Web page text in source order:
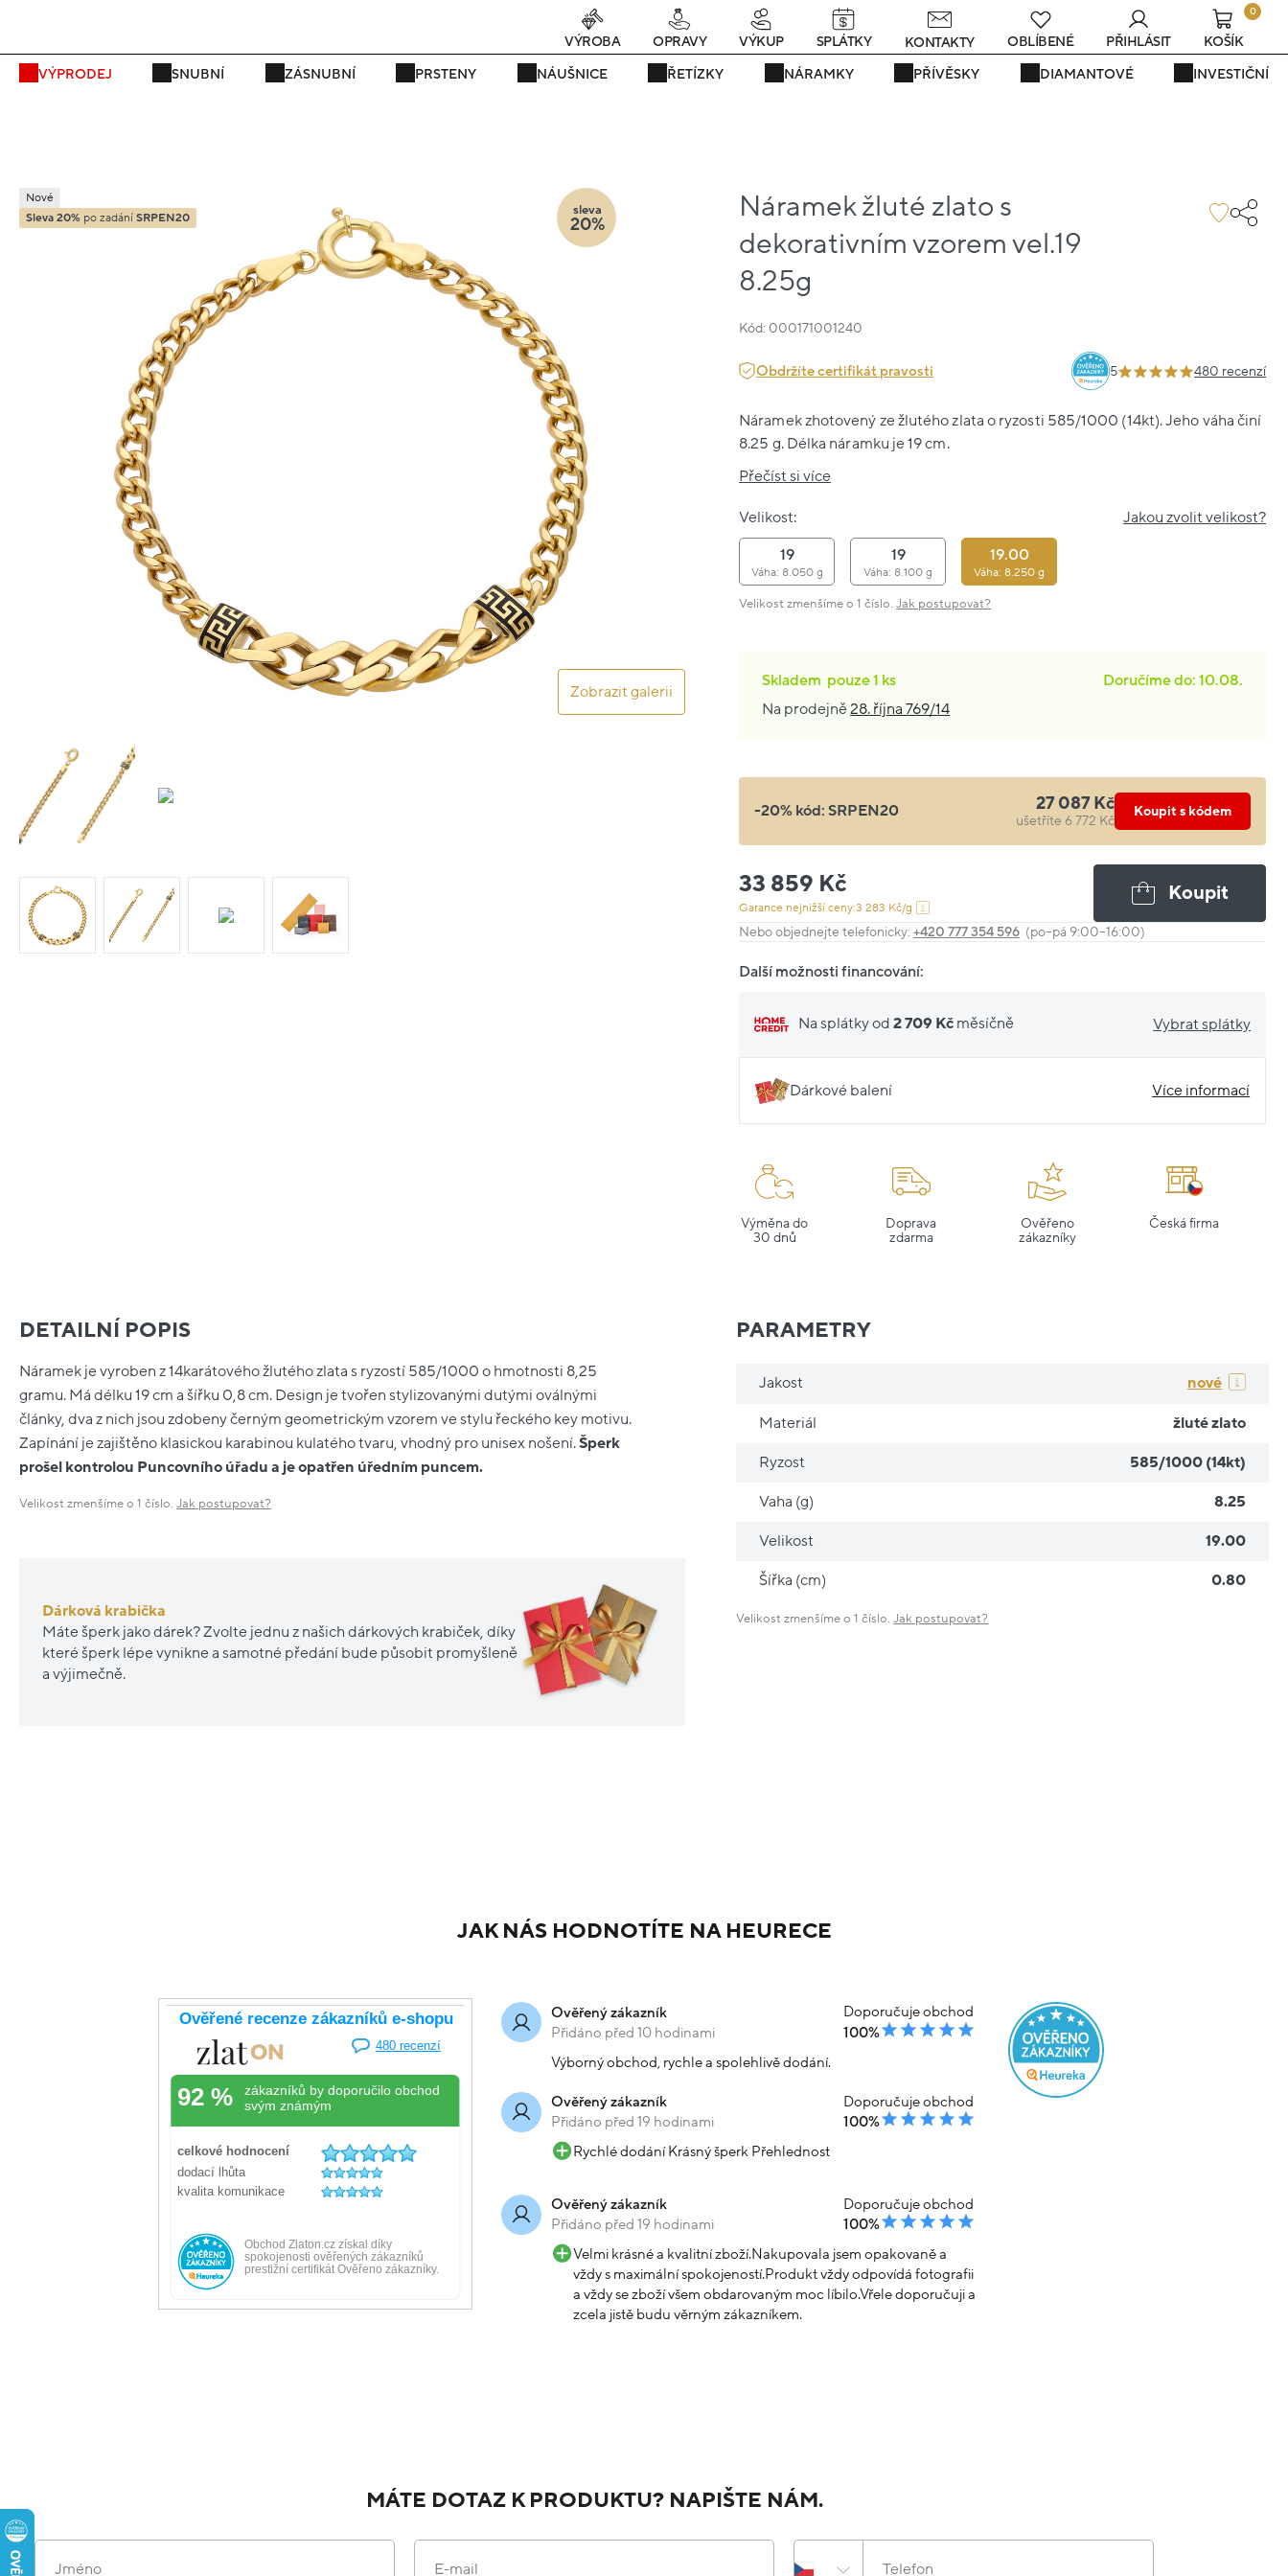
Právě teď! - 20 % na vše! Kód: SRPEN20 25 dní : 19h : 40m : 41s
VÝPRODEJ SNUBNÍ ZÁSNUBNÍ PRSTENY NÁUŠNICE ŘETÍZKY NÁRAMKY PŘÍVĚSKY DIAMANTOVÉ INVESTIČNÍ
VÝROBA OPRAVY VÝKUP SPLÁTKY KONTAKTY OBLÍBENÉ PŘIHLÁSIT
0
KOŠÍK
Zobrazit galerii
Náramek žluté zlato s
dekorativním vzorem vel.19
8.25g
Kód: 000171001240
Nové
Sleva 20% po zadání SRPEN20
sleva
20%
Obdržíte certifikát pravosti 5 480 recenzí
Náramek zhotovený ze žlutého zlata o ryzosti 585/1000 (14kt). Jeho váha činí
8.25 g. Délka náramku je 19 cm.
Přečíst si více
Velikost: Jakou zvolit velikost?
19
Váha: 8.050 g
19
Váha: 8.100 g
19.00
Váha: 8.250 g
Velikost zmenšíme o 1 číslo.Jak postupovat?
Skladem pouze1 ks
Doručíme do: 10.08.
Na prodejně28. října 769/14
-20% kód:SRPEN20 27 087 Kč
ušetříte 6 772 Kč
Koupit s kódem
33 859 Kč
Garance nejnižší ceny:3 283 Kč/g
Koupit
Nebo objednejte telefonicky:+420 777 354 596 (po–pá 9:00–16:00)
Další možnosti financování:
Na splátky od2 709 Kč měsíčně Vybrat splátky
Dárkové balení Více informací
Výměna do
30 dnů
Doprava
zdarma
Ověřeno
zákazníky
Česká firma
DETAILNÍ POPIS
Náramek je vyroben z 14karátového žlutého zlata s ryzostí 585/1000 o hmotnosti 8,25
gramu. Má délku 19 cm a šířku 0,8 cm. Design je tvořen stylizovanými dutými oválnými
články, dva z nich jsou zdobeny černým geometrickým vzorem ve stylu řeckého key motivu.
Zapínání je zajištěno klasickou karabinou kulatého tvaru, vhodný pro unisex nošení.Šperk
prošel kontrolou Puncovního úřadu a je opatřen úředním puncem.
Velikost zmenšíme o 1 číslo. Jak postupovat?
Dárková krabička
Máte šperk jako dárek? Zvolte jednu z našich dárkových krabiček, díky
které šperk lépe vynikne a samotné předání bude působit promyšleně
a výjimečně.
PARAMETRY
Jakost nové
Materiál žluté zlato
Ryzost 585/1000 (14kt)
Vaha (g) 8.25
Velikost 19.00
Šířka (cm) 0.80
Velikost zmenšíme o 1 číslo.Jak postupovat?
JAK NÁS HODNOTÍTE NA HEURECE
Ověřený zákazník
Přidáno před 10 hodinami
Doporučuje obchod
100%
Výborný obchod, rychle a spolehlivě dodání.
Ověřený zákazník
Přidáno před 19 hodinami
Doporučuje obchod
100%
Rychlé dodání Krásný šperk Přehlednost
Ověřený zákazník
Přidáno před 19 hodinami
Doporučuje obchod
100%
Velmi krásné a kvalitní zboží.Nakupovala jsem opakovaně a
vždy s maximální spokojeností.Produkt vždy odpovídá fotografii
a vždy se zboží všem obdarovaným moc líbilo.Vřele doporučuji a
zcela jistě budu věrným zákazníkem.
MÁTE DOTAZ K PRODUKTU? NAPIŠTE NÁM.
Jméno E-mail Telefon